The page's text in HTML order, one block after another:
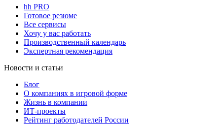
hh PRO
Готовое резюме
Все сервисы
Хочу у вас работать
Производственный календарь
Экспертная рекомендация
Новости и статьи
Блог
О компаниях в игровой форме
Жизнь в компании
ИТ-проекты
Рейтинг работодателей России